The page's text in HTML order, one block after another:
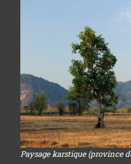
Paysage karstique (province